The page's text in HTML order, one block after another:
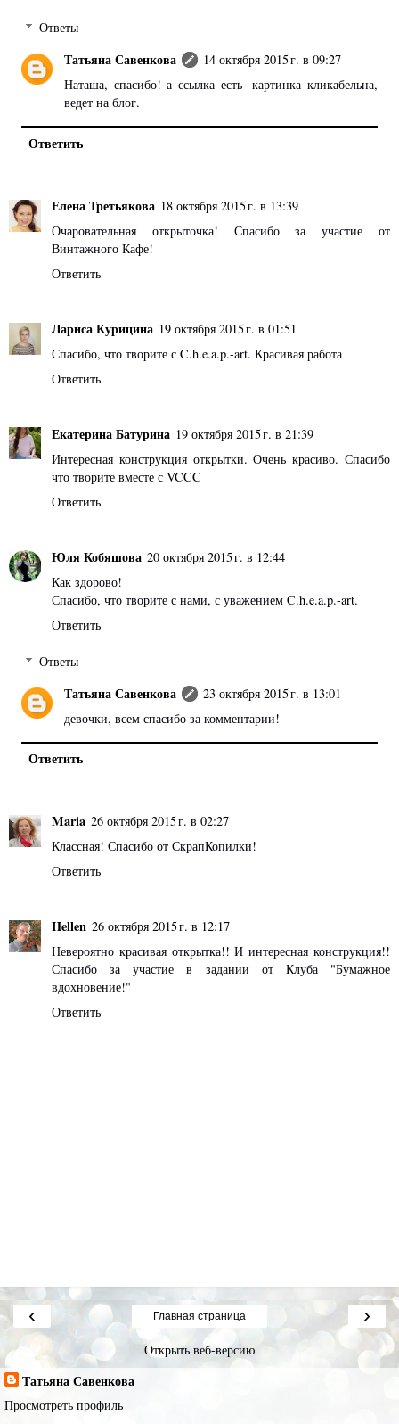
Ответы
Татьяна Савенкова
14 октября 2015 г. в 09:27
Наташа, спасибо! а ссылка есть- картинка кликабельна,
ведет на блог.
Ответить
Елена Третьякова 18 октября 2015 г. в 13:39
Очаровательная открыточка! Спасибо за участие от
Винтажного Кафе!
Ответить
Лариса Курицина 19 октября 2015 г. в 01:51
Спасибо, что творите с C.h.e.a.p.-art. Красивая работа
Ответить
Екатерина Батурина 19 октября 2015 г. в 21:39
Интересная конструкция открытки. Очень красиво. Спасибо
что творите вместе с VCCC
Ответить
Юля Кобяшова 20 октября 2015 г. в 12:44
Как здорово!
Спасибо, что творите с нами, с уважением C.h.e.a.p.-art.
Ответить
Ответы
Татьяна Савенкова
23 октября 2015 г. в 13:01
девочки, всем спасибо за комментарии!
Ответить
Maria 26 октября 2015 г. в 02:27
Классная! Спасибо от СкрапКопилки!
Ответить
Hellen 26 октября 2015 г. в 12:17
Невероятно красивая открытка!! И интересная конструкция!!
Спасибо за участие в задании от Клуба "Бумажное
вдохновение!"
Ответить
‹ ›
Главная страница
Открыть веб-версию
Татьяна Савенкова
Просмотреть профиль